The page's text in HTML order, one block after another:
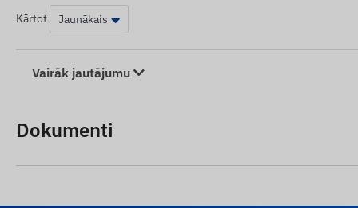
Kārtot
Vairāk jautājumu
Dokumenti